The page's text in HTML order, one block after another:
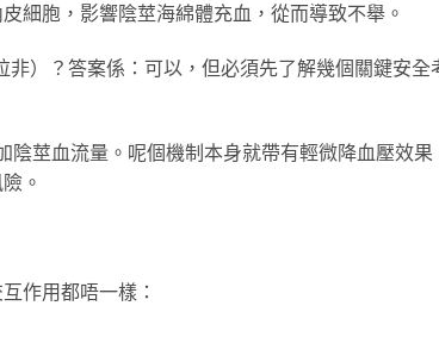
細胞，影響陰莖海綿體充血，從而導致不舉。
）？答案係：可以，但必須先了解幾個關鍵安全
莖血流量。呢個機制本身就帶有輕微降血壓效果
。
作用都唔一樣：